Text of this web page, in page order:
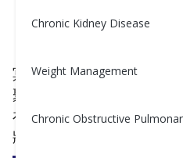
Chronic Kidney Disease
Weight Management
Chronic Obstructive
Yiwen Lu,
冥想，心靈與身體和諧融
聚焦於當下時刻的沉思活
在呼吸的節奏和思緒的流
狀態並增強了整體的幸福感